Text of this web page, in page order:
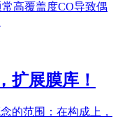
高覆盖度CO导致偶
扩展膜库！
的范围：在构成上，